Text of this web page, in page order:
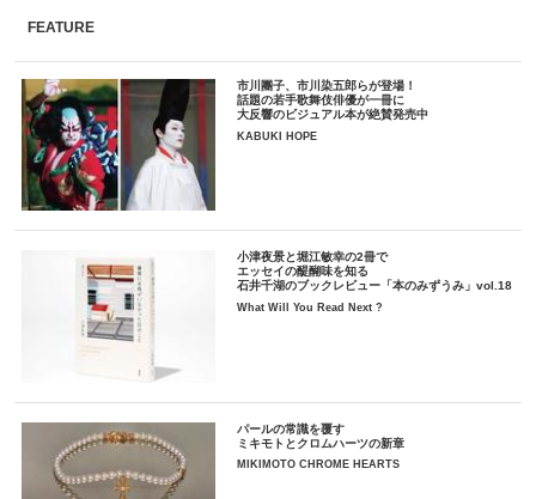
FEATURE
市川團子、市川染五郎らが登場！
話題の若手歌舞伎俳優が一冊に
大反響のビジュアル本が絶賛発売中
KABUKI HOPE
小津夜景と堀江敏幸の2冊で
エッセイの醍醐味を知る
石井千湖のブックレビュー「本のみずうみ」vol.18
What Will You Read Next ?
パールの常識を覆す
ミキモトとクロムハーツの新章
MIKIMOTO CHROME HEARTS